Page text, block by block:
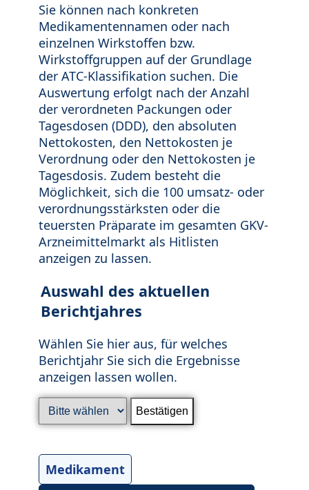
Sie können nach konkreten
Medikamentennamen oder nach
einzelnen Wirkstoffen bzw.
Wirkstoffgruppen auf der Grundlage
der ATC-Klassifikation suchen. Die
Auswertung erfolgt nach der Anzahl
der verordneten Packungen oder
Tagesdosen (DDD), den absoluten
Nettokosten, den Nettokosten je
Verordnung oder den Nettokosten je
Tagesdosis. Zudem besteht die
Möglichkeit, sich die 100 umsatz- oder
verordnungsstärksten oder die
teuersten Präparate im gesamten GKV-
Arzneimittelmarkt als Hitlisten
anzeigen zu lassen.
Auswahl des aktuellen
Berichtjahres
Wählen Sie hier aus, für welches
Berichtjahr Sie sich die Ergebnisse
anzeigen lassen wollen.
Medikament